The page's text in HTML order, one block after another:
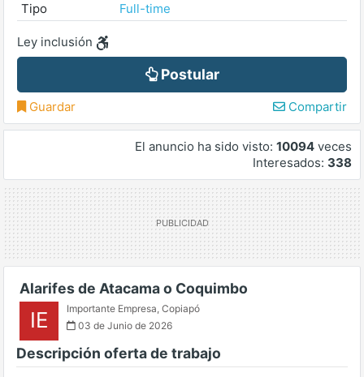
Tipo
Full-time
Ley inclusión
Postular
Guardar Compartir
El anuncio ha sido visto: 10094 veces
Interesados: 338
Alarifes de Atacama o Coquimbo
IE Importante Empresa, Copiapó
03 de Junio de 2026
Descripción oferta de trabajo